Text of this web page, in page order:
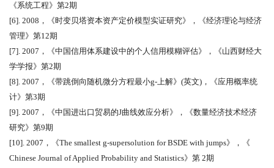
《系统工程》第2期
[6]. 2008 ，《时变贝塔资本资产定价模型实证研究》，《经济理论与经济
管理》第12期
[7]. 2007 ，《中国信用体系建设中的个人信用模糊评估》，《山西财经大
学学报》第2期
[8]. 2007 ，《带跳倒向随机微分方程最小g-上解》 (英文) ，《应用概率统
计》第3期
[9]. 2007 ，《中国进出口贸易的J曲线效应分析》，《数量经济技术经济
研究》第9期
[10]. 2007 ，《The smallest g-supersolution for BSDE with jumps》，《
Chinese Journal of Applied Probability and Statistics》第 2期